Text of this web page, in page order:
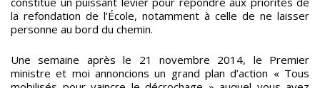
la refondation de l’École, notamment à celle de ne laisser
personne au bord du chemin.
Une semaine après le 21 novembre 2014, le Premier
ministre et moi annoncions un grand plan d’action « Tous